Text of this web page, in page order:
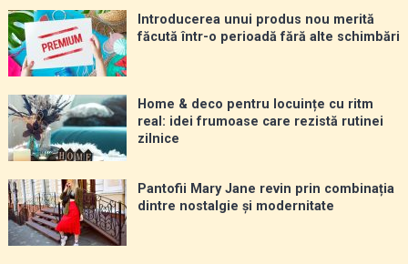
Introducerea unui produs nou merită
făcută într-o perioadă fără alte schimbări
Home & deco pentru locuințe cu ritm
real: idei frumoase care rezistă rutinei
zilnice
Pantofii Mary Jane revin prin combinația
dintre nostalgie și modernitate